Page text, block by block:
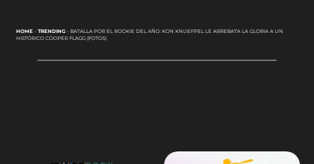
HOME- TRENDING- BATALLA POR EL ROOKIE DEL AÑO: KON KNUEPPEL LE ARREBATA LA GLORIA A UN
HISTÓRICO COOPER FLAGG (FOTOS)